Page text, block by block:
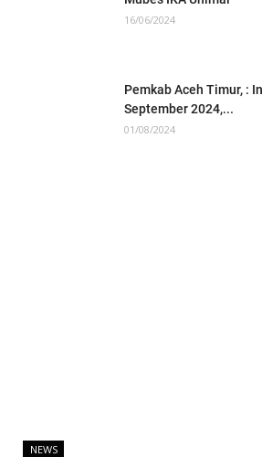
16/06/2024
Pemkab Aceh Timur, :
September 2024,...
01/08/2024
NEWS